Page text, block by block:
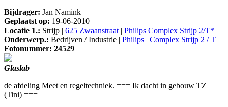
Bijdrager: Jan Namink
Geplaatst op: 19-06-2010
Locatie 1.: Strijp | 625 Zwaanstraat | Philips Complex Strijp 2/T*
Onderwerp.: Bedrijven / Industrie | Philips | Complex Strijp 2 / T
Fotonummer: 24529
Glaslab
de afdeling Meet en regeltechniek. === Ik dacht in gebouw TZ
(Tini) ===